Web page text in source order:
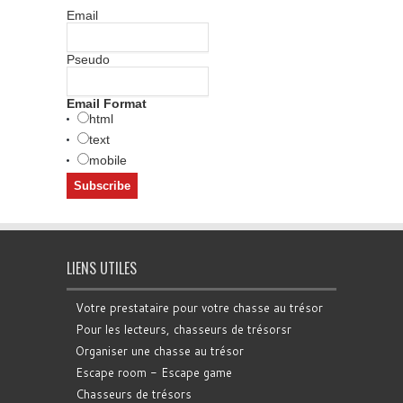
Email
Pseudo
Email Format
html
text
mobile
LIENS UTILES
Votre prestataire pour votre chasse au trésor
Pour les lecteurs, chasseurs de trésorsr
Organiser une chasse au trésor
Escape room - Escape game
Chasseurs de trésors